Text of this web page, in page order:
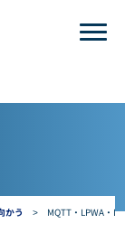
かう > MQTT・LPWA・